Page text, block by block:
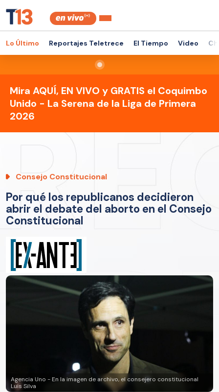
Lo Último Reportajes Teletrece El Tiempo Video
Mira AQUÍ, EN VIVO y GRATIS el Coquimbo
Unido - La Serena de la Liga de Primera
2026
Consejo Constitucional
Por qué los republicanos decidieron
abrir el debate del aborto en el Consejo
Constitucional
Agencia Uno - En la imagen de archivo, el consejero constitucional
Luis Silva